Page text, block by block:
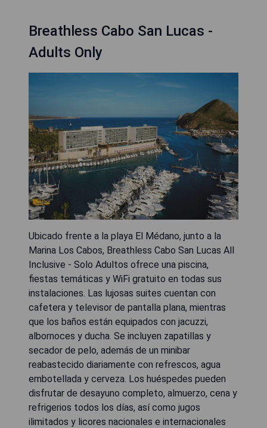
Breathless Cabo San Lucas -
Adults Only
Ubicado frente a la playa El Médano, junto a la
Marina Los Cabos, Breathless Cabo San Lucas All
Inclusive - Solo Adultos ofrece una piscina,
fiestas temáticas y WiFi gratuito en todas sus
instalaciones. Las lujosas suites cuentan con
cafetera y televisor de pantalla plana, mientras
que los baños están equipados con jacuzzi,
albornoces y ducha. Se incluyen zapatillas y
secador de pelo, además de un minibar
reabastecido diariamente con refrescos, agua
embotellada y cerveza. Los huéspedes pueden
disfrutar de desayuno completo, almuerzo, cena y
refrigerios todos los días, así como jugos
ilimitados y licores nacionales e internacionales